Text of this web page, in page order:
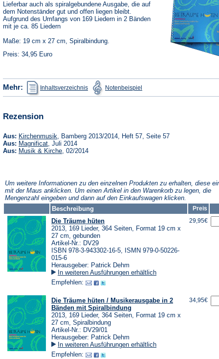
Lieferbar auch als spiralgebundene Ausgabe, die auf
dem Notenständer gut und offen liegen bleibt.
Aufgrund des Umfangs von 169 Liedern in 2 Bänden
mit je ca. 85 Liedern
Maße: 19 cm x 27 cm, Spiralbindung.
Preis: 34,95 Euro
Mehr: Inhaltsverzeichnis
(Öffnet
in
einem
Notenbeispiel in
einem
Rezension
Aus: Kirchenmusik (Öffnet
in
einem
neuen
, Bamberg 2013/2014, Heft 57, Seite 57
Aus: Magnificat(Öffnet
in
, Juli 2014
Aus: Musik & Kirche(Öffnet
, 02/2014
Um weitere Informationen zu den einzelnen Produkten zu erhalten, diese
mit der Maus anklicken. Um einen Artikel in den Warenkorb zu legen, die
Mengenzahl eingeben und dann auf den Einkaufswagen klicken.
Beschreibung
Preis
Die Träume hüten
2013, 169 Lieder, 364 Seiten, Format 19 cm x
27 cm, gebunden
Artikel-Nr.: DV29
ISBN 978-3-943302-16-5, ISMN 979-0-50226-
015-6
Herausgeber: Patrick Dehm
In weiteren Ausführungen erhältlich
Empfehlen:
29,95€
Die Träume hüten / Musikerausgabe in 2
Bänden mit Spiralbindung
2013, 169 Lieder, 364 Seiten, Format 19 cm x
27 cm, Spiralbindung
Artikel-Nr.: DV29/01
Herausgeber: Patrick Dehm
In weiteren Ausführungen erhältlich
Empfehlen:
34,95€